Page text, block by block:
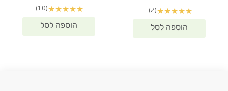
₪80.60.
★
★
★
★
★
(2)
₪75.50.
★
★
★
★
★
(10)